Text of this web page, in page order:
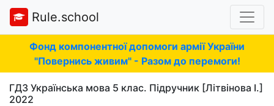
Rule.school
Фонд компонентної допомоги армії України
"Повернись живим" - Разом до перемоги!
ГДЗ Українська мова 5 клас. Підручник [Літвінова І.]
2022